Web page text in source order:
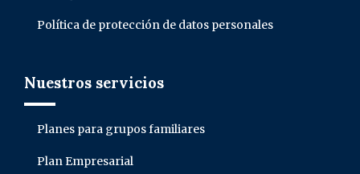
Política de protección de datos personales
Nuestros servicios
Planes para grupos familiares
Plan Empresarial